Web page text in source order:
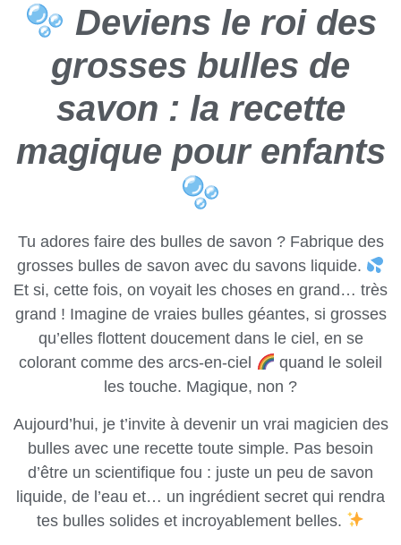
Deviens le roi des
grosses bulles de
savon : la recette
magique pour enfants
Tu adores faire des bulles de savon ? Fabrique des
grosses bulles de savon avec du savons liquide.
Et si, cette fois, on voyait les choses en grand… très
grand ! Imagine de vraies bulles géantes, si grosses
qu’elles flottent doucement dans le ciel, en se
colorant comme des arcs-en-ciel
quand le soleil
les touche. Magique, non ?
Aujourd’hui, je t’invite à devenir un vrai magicien des
bulles avec une recette toute simple. Pas besoin
d’être un scientifique fou : juste un peu de savon
liquide, de l’eau et… un ingrédient secret qui rendra
tes bulles solides et incroyablement belles.